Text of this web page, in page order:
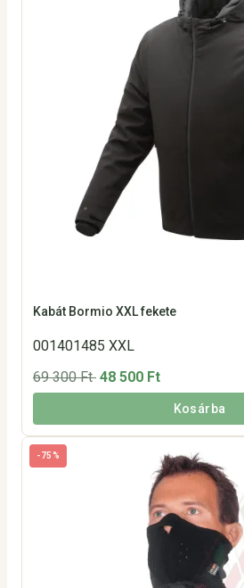
Kabát Bormio XXL fekete
001401485 XXL
69 300 Ft 48 500 Ft
Kosárba
-75%